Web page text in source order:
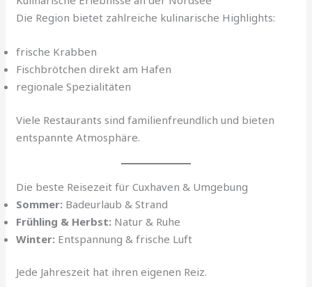
Die Region bietet zahlreiche kulinarische Highlights:
frische Krabben
Fischbrötchen direkt am Hafen
regionale Spezialitäten
Viele Restaurants sind familienfreundlich und bieten
entspannte Atmosphäre.
Die beste Reisezeit für Cuxhaven & Umgebung
Sommer: Badeurlaub & Strand
Frühling & Herbst: Natur & Ruhe
Winter: Entspannung & frische Luft
Jede Jahreszeit hat ihren eigenen Reiz.